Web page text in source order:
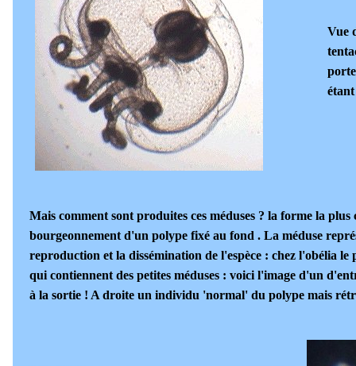
Vue
étant
Mais comment sont produites ces méduses ? la forme la
bourgeonnement d'un polype fixé au fond . La méduse
reproduction et la dissémination de l'espèce : chez l'obélia le
qui contiennent des petites méduses : voici l'image d'un
à la sortie ! A droite un individu 'normal' du polype mais